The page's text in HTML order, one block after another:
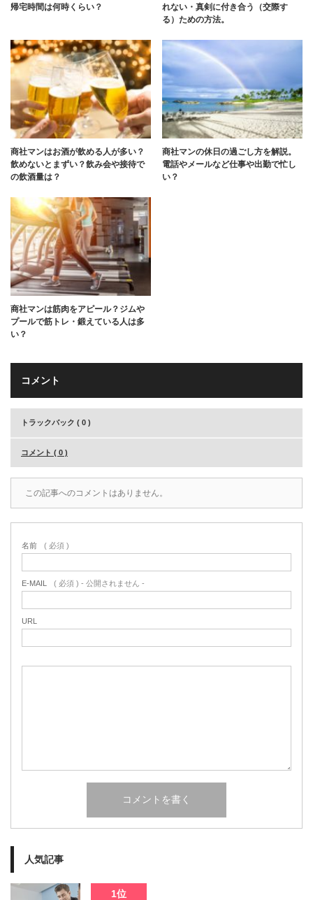
帰宅時間は何時くらい？
れない・真剣に付き合う（交際す
る）ための方法。
商社マンはお酒が飲める人が多い？
飲めないとまずい？飲み会や接待で
の飲酒量は？
商社マンの休日の過ごし方を解説。
電話やメールなど仕事や出勤で忙し
い？
商社マンは筋肉をアピール？ジムや
プールで筋トレ・鍛えている人は多
い？
コメント
トラックバック ( 0 )
コメント ( 0 )
この記事へのコメントはありません。
名前 ( 必須 )
E-MAIL ( 必須 ) - 公開されません -
URL
人気記事
1位